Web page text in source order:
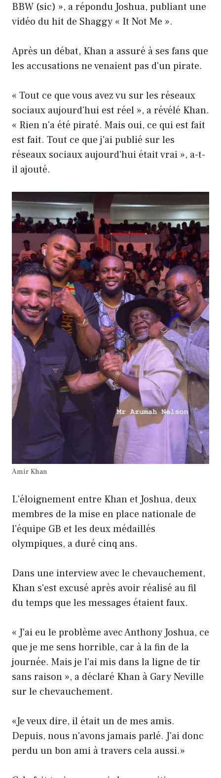
BBW (sic) », a répondu Joshua, publiant une
vidéo du hit de Shaggy « It Not Me ».
Après un débat, Khan a assuré à ses fans que
les accusations ne venaient pas d'un pirate.
« Tout ce que vous avez vu sur les réseaux
sociaux aujourd'hui est réel », a révélé Khan.
« Rien n'a été piraté. Mais oui, ce qui est fait
est fait. Tout ce que j'ai publié sur les
réseaux sociaux aujourd'hui était vrai », a-t-
il ajouté.
Amir Khan
L'éloignement entre Khan et Joshua, deux
membres de la mise en place nationale de
l'équipe GB et les deux médaillés
olympiques, a duré cinq ans.
Dans une interview avec le chevauchement,
Khan s'est excusé après avoir réalisé au fil
du temps que les messages étaient faux.
« J'ai eu le problème avec Anthony Joshua, ce
que je me sens horrible, car à la fin de la
journée. Mais je l'ai mis dans la ligne de tir
sans raison », a déclaré Khan à Gary Neville
sur le chevauchement.
«Je veux dire, il était un de mes amis.
Depuis, nous n'avons jamais parlé. J'ai donc
perdu un bon ami à travers cela aussi.»